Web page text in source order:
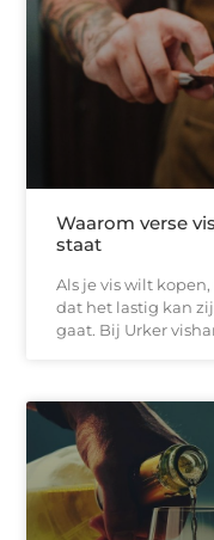
Waarom verse
staat
Als je vis wilt
dat het lastig kan
gaat. Bij Urker